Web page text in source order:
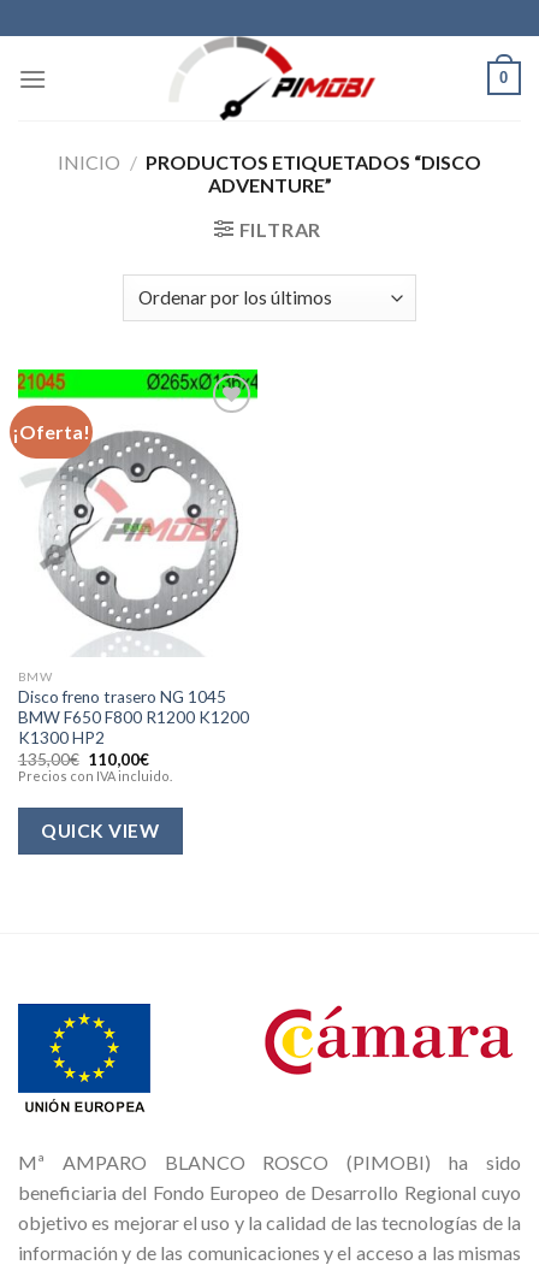
to
content
0
INICIO / PRODUCTOS ETIQUETADOS “DISCO
ADVENTURE”
FILTRAR
¡Oferta!
Añadir
a la
lista de
deseos
BMW
Disco freno trasero NG 1045
BMW F650 F800 R1200 K1200
K1300 HP2
135,00€ El
precio
era:
135,00€.
110,00€El
precio
es:
110,00€.
Precios con IVA incluido.
QUICK VIEW
Mª AMPARO BLANCO ROSCO (PIMOBI) ha sido
beneficiaria del Fondo Europeo de Desarrollo Regional cuyo
objetivo es mejorar el uso y la calidad de las tecnologías de la
información y de las comunicaciones y el acceso a las mismas